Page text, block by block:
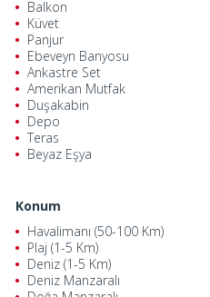
Balkon
Küvet
Panjur
Ebeveyn Banyosu
Ankastre Set
Amerikan Mutfak
Duşakabin
Depo
Teras
Beyaz Eşya
Konum
Havalimanı (50-100 Km)
Plaj (1-5 Km)
Deniz (1-5 Km)
Deniz Manzaralı